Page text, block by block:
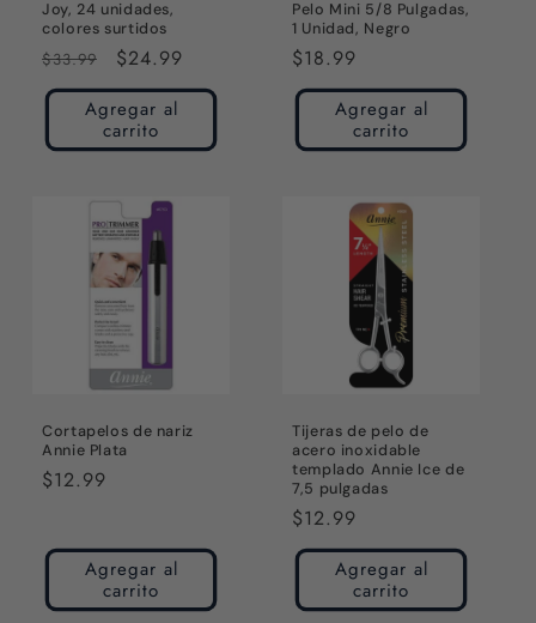
Joy, 24 unidades,
colores surtidos
Precio
habitual
$33.99
Precio
de
oferta
$24.99
Agregar al
carrito
Pelo Mini 5/8 Pulgadas,
1 Unidad, Negro
Precio
habitual
$18.99
Agregar al
carrito
Cortapelos de nariz
Annie Plata
Precio
$12.99
Agregar al
carrito
Tijeras de pelo de
acero inoxidable
templado Annie Ice de
7,5 pulgadas
Precio
habitual
$12.99
Agregar al
carrito